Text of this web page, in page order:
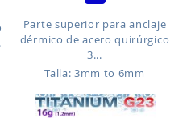
Parte superior para anclaje
dérmico de acero quirúrgico
3...
Talla: 3mm to 6mm